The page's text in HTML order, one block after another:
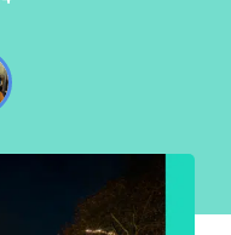
IN DE BUURT VAN